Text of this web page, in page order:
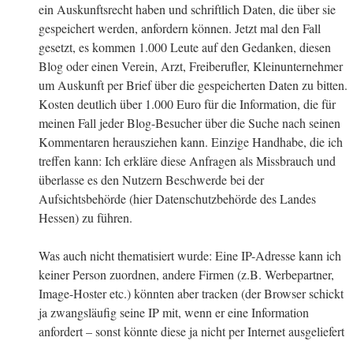
ein Auskunftsrecht haben und schriftlich Daten, die über sie
gespeichert werden, anfordern können. Jetzt mal den Fall
gesetzt, es kommen 1.000 Leute auf den Gedanken, diesen
Blog oder einen Verein, Arzt, Freiberufler, Kleinunternehmer
um Auskunft per Brief über die gespeicherten Daten zu bitten.
Kosten deutlich über 1.000 Euro für die Information, die für
meinen Fall jeder Blog-Besucher über die Suche nach seinen
Kommentaren herausziehen kann. Einzige Handhabe, die ich
treffen kann: Ich erkläre diese Anfragen als Missbrauch und
überlasse es den Nutzern Beschwerde bei der
Aufsichtsbehörde (hier Datenschutzbehörde des Landes
Hessen) zu führen.
Was auch nicht thematisiert wurde: Eine IP-Adresse kann ich
keiner Person zuordnen, andere Firmen (z.B. Werbepartner,
Image-Hoster etc.) könnten aber tracken (der Browser schickt
ja zwangsläufig seine IP mit, wenn er eine Information
anfordert – sonst könnte diese ja nicht per Internet ausgeliefert